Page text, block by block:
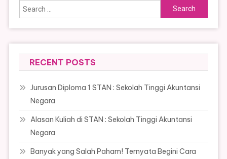
Search
for:
RECENT POSTS
Jurusan Diploma 1 STAN : Sekolah Tinggi Akuntansi
Negara
Alasan Kuliah di STAN : Sekolah Tinggi Akuntansi
Negara
Banyak yang Salah Paham! Ternyata Begini Cara